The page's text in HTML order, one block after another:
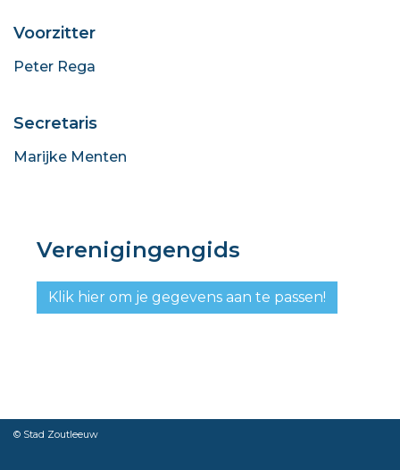
Voorzitter
Peter Rega
Secretaris
Marijke Menten
Verenigingengids
Klik hier om je gegevens aan te passen!
© Stad Zoutleeuw